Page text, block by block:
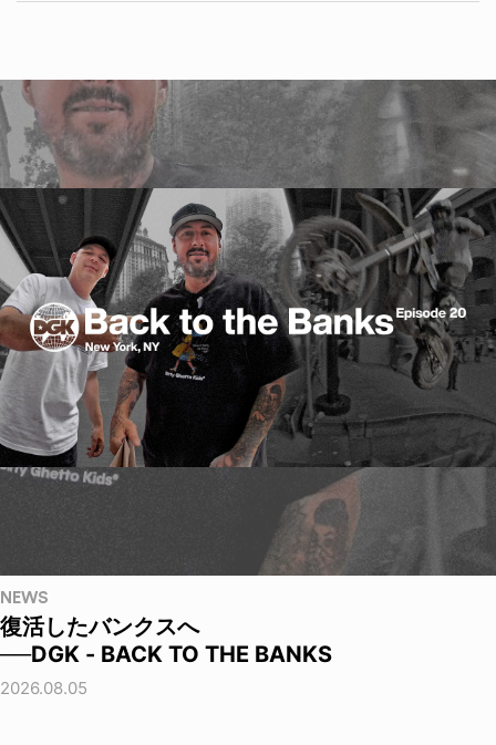
NEWS
復活したバンクスへ
──DGK - BACK TO THE BANKS
2026.08.05